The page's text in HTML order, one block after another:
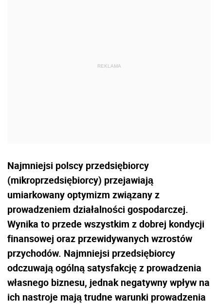
Najmniejsi polscy przedsiębiorcy
(mikroprzedsiębiorcy) przejawiają
umiarkowany optymizm związany z
prowadzeniem działalności gospodarczej.
Wynika to przede wszystkim z dobrej kondycji
finansowej oraz przewidywanych wzrostów
przychodów. Najmniejsi przedsiębiorcy
odczuwają ogólną satysfakcję z prowadzenia
własnego biznesu, jednak negatywny wpływ na
ich nastroje mają trudne warunki prowadzenia